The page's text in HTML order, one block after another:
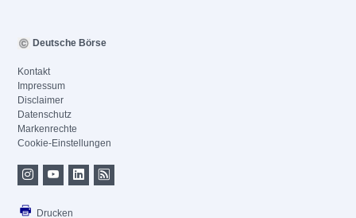
Deutsche Börse
Kontakt
Impressum
Disclaimer
Datenschutz
Markenrechte
Cookie-Einstellungen
Drucken